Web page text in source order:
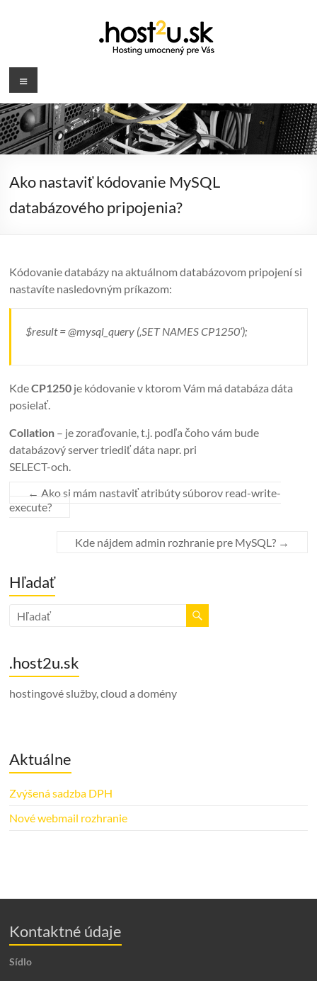
.host2u.sk
Hosting
umocnený
pre
Vás
Menu
Ako nastaviť kódovanie MySQL
databázového pripojenia?
Kódovanie databázy na aktuálnom databázovom pripojení si
nastavíte nasledovným príkazom:
$result = @mysql_query (‚SET NAMES CP1250‘);
KdeCP1250 je kódovanie v ktorom Vám má databáza dáta
posielať.
Collation – je zoraďovanie, t.j. podľa čoho vám bude
databázový server triediť dáta napr. pri
SELECT-och.
← Ako si mám nastaviť atribúty súborov read-write-
execute?
Kde nájdem admin rozhranie pre MySQL? →
Hľadať
.host2u.sk
hostingové služby, cloud a domény
Aktuálne
Zvýšená sadzba DPH
Nové webmail rozhranie
Kontaktné údaje
Sídlo